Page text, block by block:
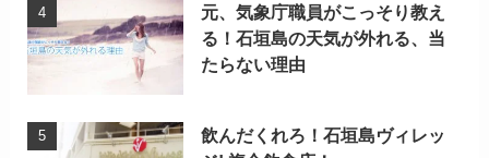
元、気象庁職員がこっそり教え
る！石垣島の天気が外れる、当
たらない理由
飲んだくれろ！石垣島ヴィレッ